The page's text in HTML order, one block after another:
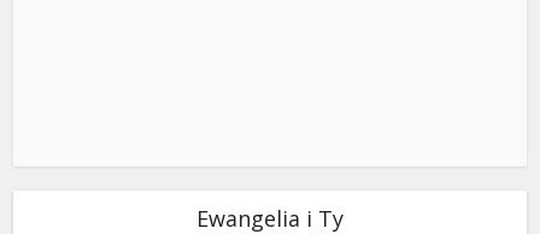
Ewangelia i Ty